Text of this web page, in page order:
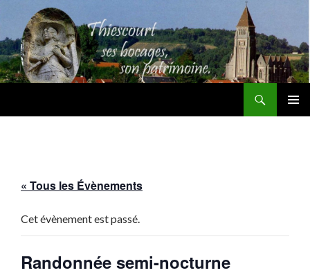
« Tous les Évènements
Cet évènement est passé.
Randonnée semi-nocturne